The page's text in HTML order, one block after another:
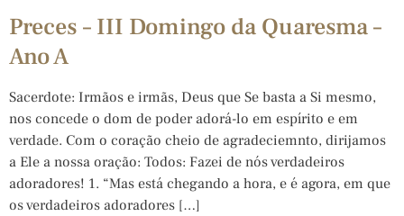
Preces – III Domingo da Quaresma –
Ano A
Sacerdote: Irmãos e irmãs, Deus que Se basta a Si mesmo,
nos concede o dom de poder adorá-lo em espírito e em
verdade. Com o coração cheio de agradeciemnto, dirijamos
a Ele a nossa oração: Todos: Fazei de nós verdadeiros
adoradores! 1. “Mas está chegando a hora, e é agora, em que
os verdadeiros adoradores […]